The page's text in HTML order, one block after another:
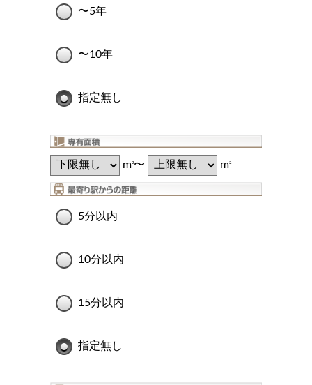
〜5年
〜10年
指定無し
m2〜 m2
5分以内
10分以内
15分以内
指定無し